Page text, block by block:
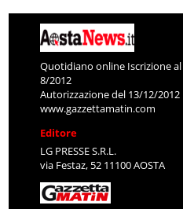
Quotidiano online Iscrizione
8/2012
Autorizzazione del 13/12/2012
www.gazzettamatin.com
Editore
LG PRESSE S.R.L.
via Festaz, 52 11100 AOSTA